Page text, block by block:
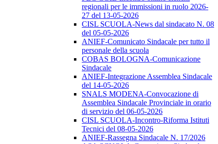
regionali per le immissioni in ruolo 2026-
27 del 13-05-2026
CISL SCUOLA-News dal sindacato N. 08
del 05-05-2026
ANIEF-Comunicato Sindacale per tutto il
personale della scuola
COBAS BOLOGNA-Comunicazione
Sindacale
ANIEF-Integrazione Assemblea Sindacale
del 14-05-2026
SNALS MODENA-Convocazione di
Assemblea Sindacale Provinciale in orario
di servizio del 06-05-2026
CISL SCUOLA-Incontro-Riforma Istituti
Tecnici del 08-05-2026
ANIEF-Rassegna Sindacale N. 17/2026